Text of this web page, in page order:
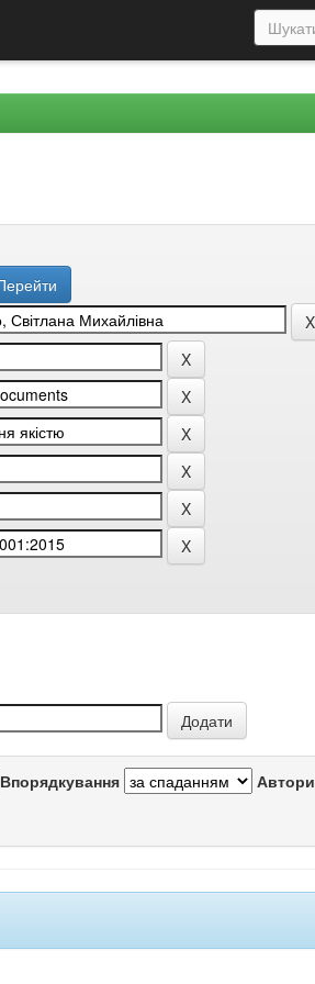
Впорядкування Автори